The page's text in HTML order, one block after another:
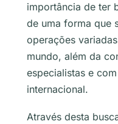
importância de ter
de uma forma que
operações
mundo, além da
especialistas e
internacional.
Através desta